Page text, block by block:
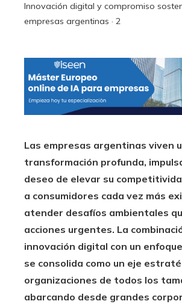
Innovación digital y compromiso
empresas argentinas · 2
Las empresas argentinas viven
transformación profunda,
deseo de elevar su
a consumidores cada vez más
atender desafíos ambientales
acciones urgentes. La
innovación digital con un
se consolida como un eje
organizaciones de todos los
abarcando desde grandes